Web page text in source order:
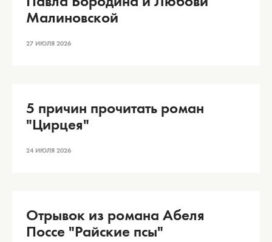
Малиновской
27 ИЮЛЯ 2026
5 причин прочитать роман
"Цирцея"
24 ИЮЛЯ 2026
Отрывок из романа Абеля
Поссе "Райские псы"